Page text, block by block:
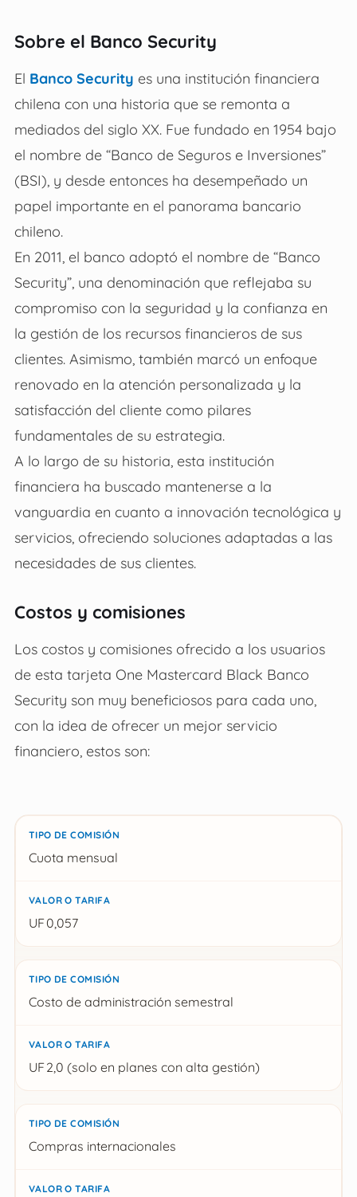
Sobre el Banco Security
El Banco Security es una institución financiera
chilena con una historia que se remonta a
mediados del siglo XX. Fue fundado en 1954 bajo
el nombre de “Banco de Seguros e Inversiones”
(BSI), y desde entonces ha desempeñado un
papel importante en el panorama bancario
chileno.
En 2011, el banco adoptó el nombre de “Banco
Security”, una denominación que reflejaba su
compromiso con la seguridad y la confianza en
la gestión de los recursos financieros de sus
clientes. Asimismo, también marcó un enfoque
renovado en la atención personalizada y la
satisfacción del cliente como pilares
fundamentales de su estrategia.
A lo largo de su historia, esta institución
financiera ha buscado mantenerse a la
vanguardia en cuanto a innovación tecnológica y
servicios, ofreciendo soluciones adaptadas a las
necesidades de sus clientes.
Costos y comisiones
Los costos y comisiones ofrecido a los usuarios
de esta tarjeta One Mastercard Black Banco
Security son muy beneficiosos para cada uno,
con la idea de ofrecer un mejor servicio
financiero, estos son:
Tipo de comisión
Valor o tarifa
Cuota mensual
UF 0,057
Costo de administración semestral
UF 2,0 (solo en planes con alta gestión)
Compras internacionales